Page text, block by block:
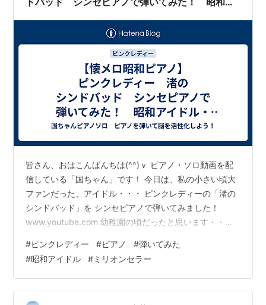
ンヒットシングル曲・ミリオンセラー・ベストテ
ン
皆さん、おはこんばんちは(^^)ｖ ピアノ・ソロ動画を配
信している「国ちゃん」です！ 今日は、私の小さい頃大
ファンだった、アイドル・・・ ピンクレディーの「渚の
シンドバッド」を シンセピアノで弾いてみました！
www.youtube.com 幼稚園の頃だったと思います・・・
もさることながら、半音階で駆け抜ける間奏部分が 何と
も言えない良い雰囲気を醸し出している曲ですね～♪ セク
シー・・・あなたはセクシー・・・たまりませんね😅😅
😅 ぜひチャンネル登録お願いします！🙏
#ピンクレディー #ピアノ #弾いてみた
#昭和アイドル #ミリオンセラー